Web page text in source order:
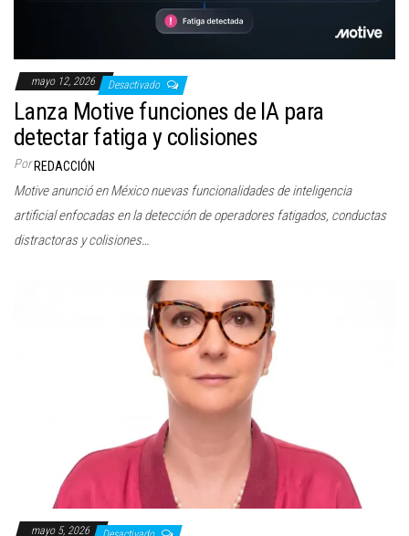
mayo 12, 2026 Desactivado
Lanza Motive funciones de IA para
detectar fatiga y colisiones
Por REDACCIÓN
Motive anunció en México nuevas funcionalidades de inteligencia
artificial enfocadas en la detección de operadores fatigados, conductas
distractoras y colisiones…
mayo 5, 2026